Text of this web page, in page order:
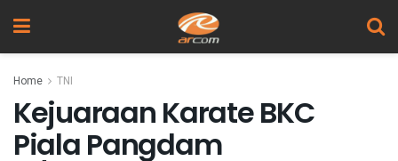
Home TNI
Kejuaraan Karate BKC
Piala Pangdam